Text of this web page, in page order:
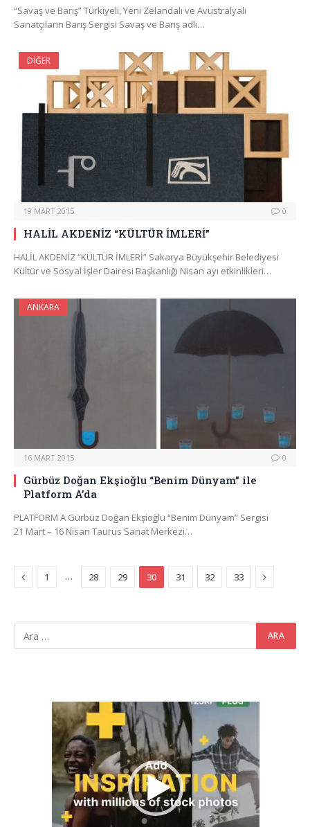
“Savaş ve Barış” Türkiyeli, Yeni Zelandalı ve Avustralyalı
Sanatçıların Barış Sergisi Savaş ve Barış adlı…
DIĞER
19 MART 2015 0
HALİL AKDENİZ “KÜLTÜR İMLERİ”
HALİL AKDENİZ “KÜLTÜR İMLERİ” Sakarya Büyükşehir Belediyesi
Kültür ve Sosyal İşler Dairesi Başkanlığı Nisan ayı etkinlikleri…
ANKARA
16 MART 2015 0
Gürbüz Doğan Ekşioğlu “Benim Dünyam” ile
Platform A’da
PLATFORM A Gürbüz Doğan Ekşioğlu “Benim Dünyam” Sergisi
21 Mart – 16 Nisan Taurus Sanat Merkezi…
Previous
1 … 28 29 30 31 32 33 Next
Video
oynatıcı